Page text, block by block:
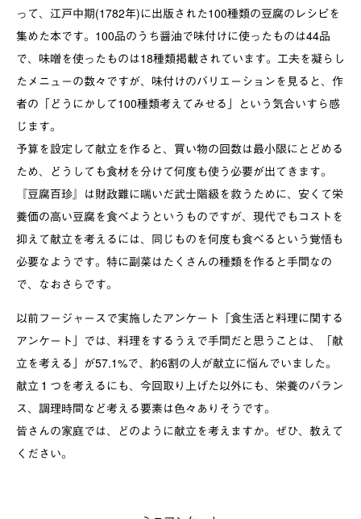
って、江戸中期(1782年)に出版された100種類の豆腐のレシピを
集めた本です。 100品のうち醤油で味付けに使ったものは44品
で、味噌を使ったものは18種類掲載されています。工夫を凝らし
たメニューの数々ですが、味付けのバリエーションを見ると、作
者の「どうにかして100種類考えてみせる」という気合いすら感
じます。
予算を設定して献立を作ると、買い物の回数は最小限にとどめる
ため、どうしても食材を分けて何度も使う必要が出てきます。
『豆腐百珍』は財政難に喘いだ武士階級を救うために、安くて栄
養価の高い豆腐を食べようというものですが、現代でもコストを
抑えて献立を考えるには、同じものを何度も食べるという覚悟も
必要なようです。特に副菜はたくさんの種類を作ると手間なの
で、なおさらです。
以前フージャースで実施したアンケート「食生活と料理に関する
アンケート」では、料理をするうえで手間だと思うことは、「献
立を考える」が57.1%で、約6割の人が献立に悩んでいました。
献立１つを考えるにも、今回取り上げた以外にも、栄養のバラン
ス、調理時間など考える要素は色々ありそうです。
皆さんの家庭では、どのように献立を考えますか。ぜひ、教えて
ください。